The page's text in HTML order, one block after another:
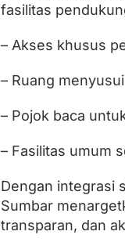
fasilitas
– Akses khusus
– Ruang
– Pojok baca
– Fasilitas umum
Dengan integrasi
Sumbar
transparan, dan